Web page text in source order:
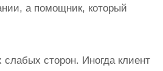
а помощник, который
сторон. Иногда клиент